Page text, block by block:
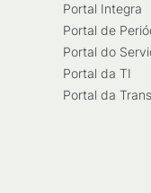
Portal Integra
Portal de
Portal do
Portal da TI
Portal da